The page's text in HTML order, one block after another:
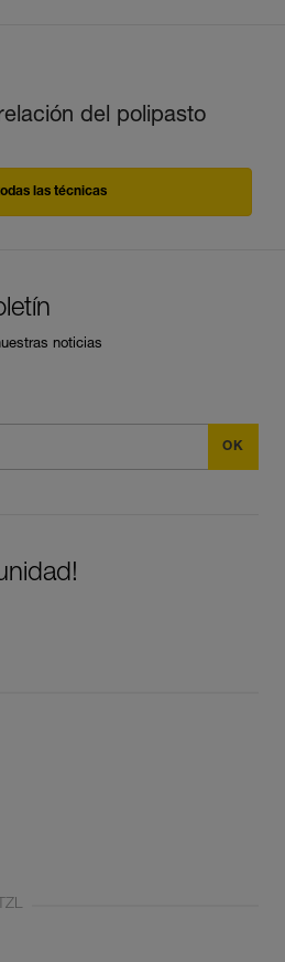
del polipasto
las técnicas
noticias